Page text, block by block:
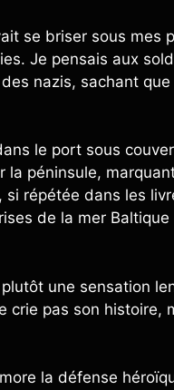
se briser sous mes
Je pensais aux
nazis, sachant que
le port sous
la péninsule,
répétée dans les
de la mer
plutôt une sensation
crie pas son histoire,
la défense